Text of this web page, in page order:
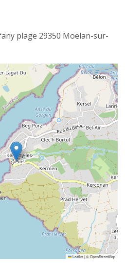
plage 29350 Moëlan-sur-
Leaflet|©OpenStreetMap